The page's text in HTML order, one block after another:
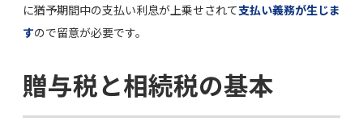
に猶予期間中の支払い利息が上乗せされて支払い義務が生じま
すので留意が必要です。
贈与税と相続税の基本